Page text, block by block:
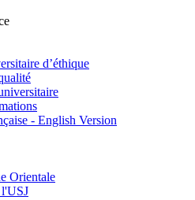
d’éthique
- English Version
Orientale